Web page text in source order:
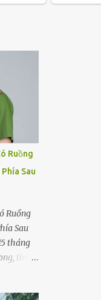
Ruồng
Sau
Ruồng
Sau
tháng
tỉnh